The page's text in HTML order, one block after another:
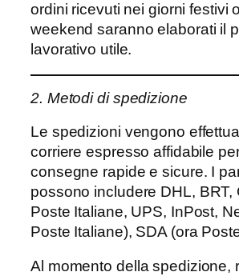
ordini ricevuti nei giorni festivi
weekend saranno elaborati il
lavorativo utile.
2. Metodi di spedizione
Le spedizioni vengono
corriere espresso affidabile
consegne rapide e sicure. I
possono includere DHL, BRT,
Poste Italiane, UPS, InPost,
Poste Italiane), SDA (ora
Al momento della spedizione,